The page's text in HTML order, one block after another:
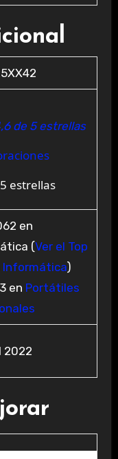
de 5 estrellas
5 estrellas
en
(Ver el Top
Informática)
en Portátiles
2022